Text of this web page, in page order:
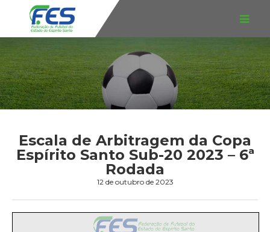
Escala de Arbitragem da Copa
Espírito Santo Sub-20 2023 – 6ª
Rodada
12 de outubro de 2023